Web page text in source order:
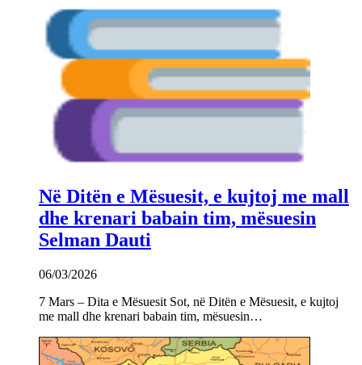
Në Ditën e Mësuesit, e kujtoj me mall
dhe krenari babain tim, mësuesin
Selman Dauti
06/03/2026
7 Mars – Dita e Mësuesit Sot, në Ditën e Mësuesit, e kujtoj
me mall dhe krenari babain tim, mësuesin…